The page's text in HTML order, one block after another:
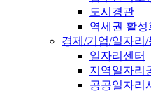
도시경관
역세권 활성
경제/기업/일자리/
일자리센터
지역일자리
공공일자리